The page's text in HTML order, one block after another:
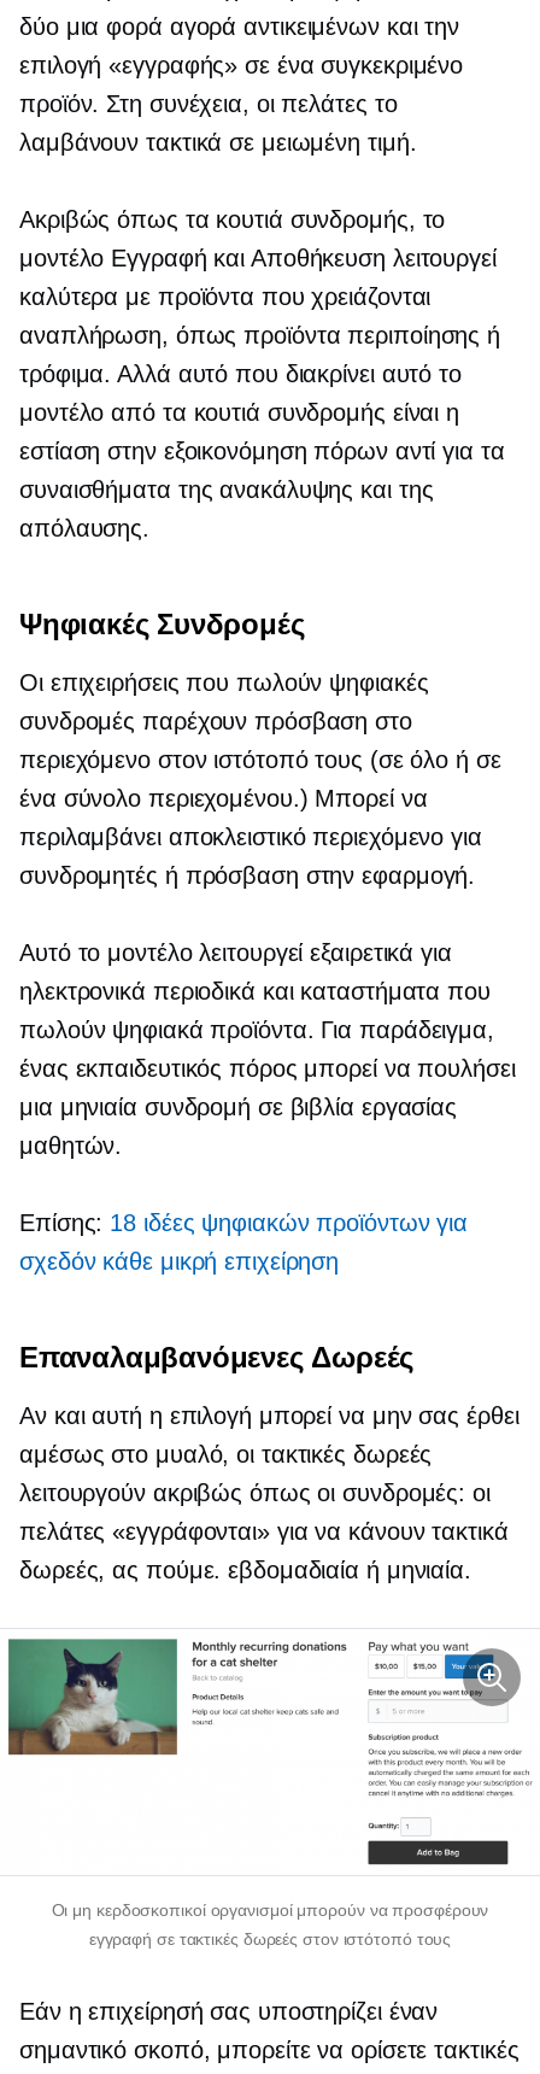
δύο μια φορά αγορά αντικειμένων και την
επιλογή «εγγραφής» σε ένα συγκεκριμένο
προϊόν. Στη συνέχεια, οι πελάτες το
λαμβάνουν τακτικά σε μειωμένη τιμή.
Ακριβώς όπως τα κουτιά συνδρομής, το
μοντέλο Εγγραφή και Αποθήκευση λειτουργεί
καλύτερα με προϊόντα που χρειάζονται
αναπλήρωση, όπως προϊόντα περιποίησης ή
τρόφιμα. Αλλά αυτό που διακρίνει αυτό το
μοντέλο από τα κουτιά συνδρομής είναι η
εστίαση στην εξοικονόμηση πόρων αντί για τα
συναισθήματα της ανακάλυψης και της
απόλαυσης.
Ψηφιακές Συνδρομές
Οι επιχειρήσεις που πωλούν ψηφιακές
συνδρομές παρέχουν πρόσβαση στο
περιεχόμενο στον ιστότοπό τους (σε όλο ή σε
ένα σύνολο περιεχομένου.) Μπορεί να
περιλαμβάνει αποκλειστικό περιεχόμενο για
συνδρομητές ή πρόσβαση στην εφαρμογή.
Αυτό το μοντέλο λειτουργεί εξαιρετικά για
ηλεκτρονικά περιοδικά και καταστήματα που
πωλούν ψηφιακά προϊόντα. Για παράδειγμα,
ένας εκπαιδευτικός πόρος μπορεί να πουλήσει
μια μηνιαία συνδρομή σε βιβλία εργασίας
μαθητών.
Επίσης: 18 ιδέες ψηφιακών προϊόντων για
σχεδόν κάθε μικρή επιχείρηση
Επαναλαμβανόμενες Δωρεές
Αν και αυτή η επιλογή μπορεί να μην σας έρθει
αμέσως στο μυαλό, οι τακτικές δωρεές
λειτουργούν ακριβώς όπως οι συνδρομές: οι
πελάτες «εγγράφονται» για να κάνουν τακτικά
δωρεές, ας πούμε. εβδομαδιαία ή μηνιαία.
Οι μη κερδοσκοπικοί οργανισμοί μπορούν να προσφέρουν
εγγραφή σε τακτικές δωρεές στον ιστότοπό τους
Εάν η επιχείρησή σας υποστηρίζει έναν
σημαντικό σκοπό, μπορείτε να ορίσετε τακτικές